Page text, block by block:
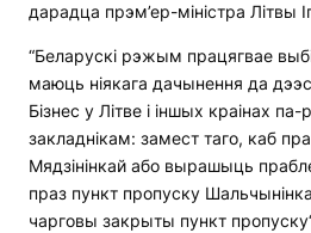
дарадца прэм’ер-міністра Літвы
“Беларускі рэжым працягвае
маюць ніякага дачынення да
Бізнес у Літве і іншых краінах
закладнікам: замест таго, каб
Мядзінінкай або вырашыць
праз пункт пропуску
чарговы закрыты пункт